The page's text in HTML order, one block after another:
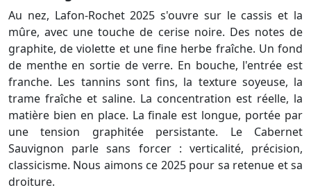
Au nez, Lafon-Rochet 2025 s'ouvre sur le cassis et la
mûre, avec une touche de cerise noire. Des notes de
graphite, de violette et une fine herbe fraîche. Un fond
de menthe en sortie de verre. En bouche, l'entrée est
franche. Les tannins sont fins, la texture soyeuse, la
trame fraîche et saline. La concentration est réelle, la
matière bien en place. La finale est longue, portée par
une tension graphitée persistante. Le Cabernet
Sauvignon parle sans forcer : verticalité, précision,
classicisme. Nous aimons ce 2025 pour sa retenue et sa
droiture.